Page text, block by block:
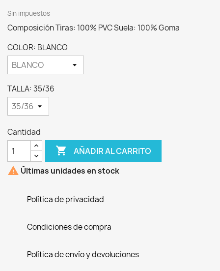
Sin impuestos
Composición Tiras: 100% PVC Suela: 100% Goma
COLOR: BLANCO
TALLA: 35/36
Cantidad
 AÑADIR AL CARRITO
 Últimas unidades en stock
Política de privacidad
Condiciones de compra
Política de envío y devoluciones